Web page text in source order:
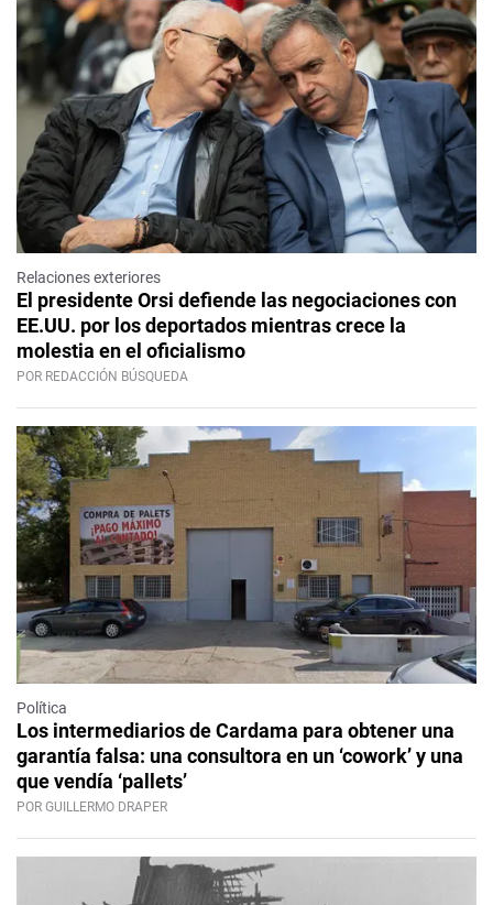
Relaciones exteriores
El presidente Orsi defiende las negociaciones con
EE.UU. por los deportados mientras crece la
molestia en el oficialismo
POR REDACCIÓN BÚSQUEDA
Política
Los intermediarios de Cardama para obtener una
garantía falsa: una consultora en un ‘cowork’ y una
que vendía ‘pallets’
POR GUILLERMO DRAPER